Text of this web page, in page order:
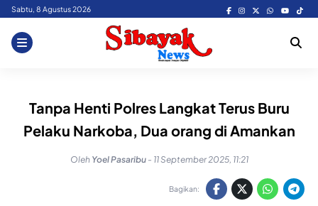
Skip
content
Sabtu, 8 Agustus 2026
Tanpa Henti Polres Langkat Terus Buru
Pelaku Narkoba, Dua orang di Amankan
Oleh Yoel Pasaribu - 11 September 2025, 11:21
Bagikan: